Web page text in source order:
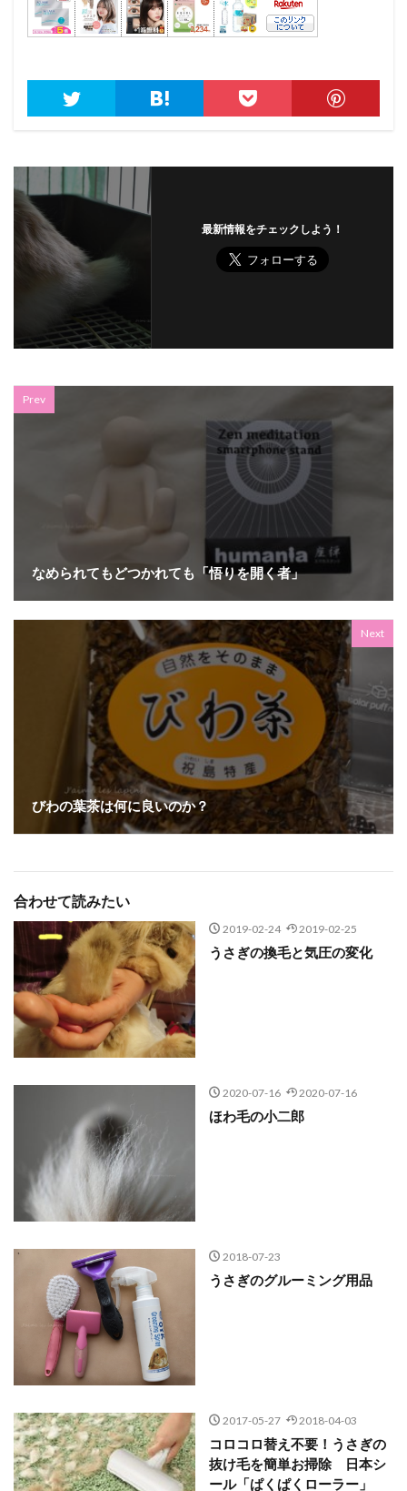
最新情報をチェックしよう！
Prev
なめられてもどつかれても「悟りを開く者」
Next
びわの葉茶は何に良いのか？
合わせて読みたい
2019-02-24 2019-02-25
うさぎの換毛と気圧の変化
2020-07-16 2020-07-16
ほわ毛の小二郎
2018-07-23
うさぎのグルーミング用品
2017-05-27 2018-04-03
コロコロ替え不要！うさぎの
抜け毛を簡単お掃除 日本シ
ール「ぱくぱくローラー」